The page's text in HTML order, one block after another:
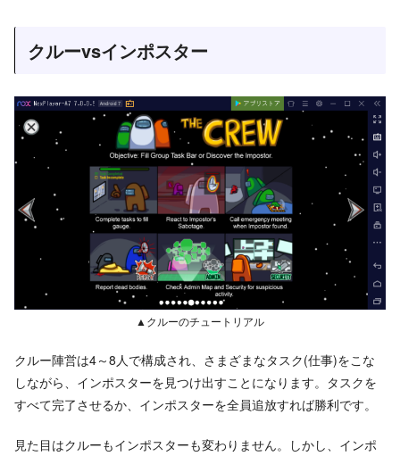
クルーvsインポスター
▲クルーのチュートリアル
クルー陣営は4～8人で構成され、さまざまなタスク(仕事)をこな
しながら、インポスターを見つけ出すことになります。タスクを
すべて完了させるか、インポスターを全員追放すれば勝利です。
見た目はクルーもインポスターも変わりません。しかし、インポ